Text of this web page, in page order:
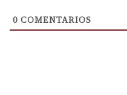
0 COMENTARIOS